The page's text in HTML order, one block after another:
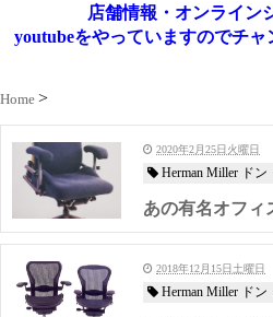
店舗情報・オンライン
youtubeをやっていますのでチ
Home
2020年2月25日火曜日
Herman Miller ド
あの有名オフィ
2018年12月15日土曜日
Herman Miller ド